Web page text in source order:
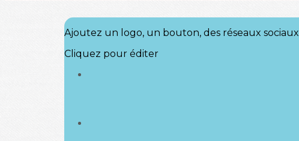
Ajoutez un logo, un bouton, des réseaux sociaux
Cliquez pour éditer